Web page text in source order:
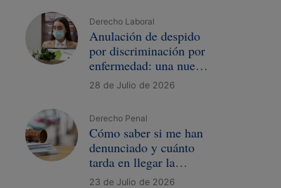
Derecho Laboral
Anulación de despido
por discriminación por
enfermedad: una nueva
sentencia
28 de Julio de 2026
Derecho Penal
Cómo saber si me han
denunciado y cuánto
tarda en llegar la
demanda
23 de Julio de 2026